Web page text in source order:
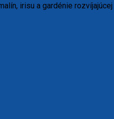
irisu a gardénie